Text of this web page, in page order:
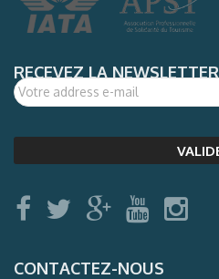
RECEVEZ LA NEWSLETTER
CONTACTEZ-NOUS